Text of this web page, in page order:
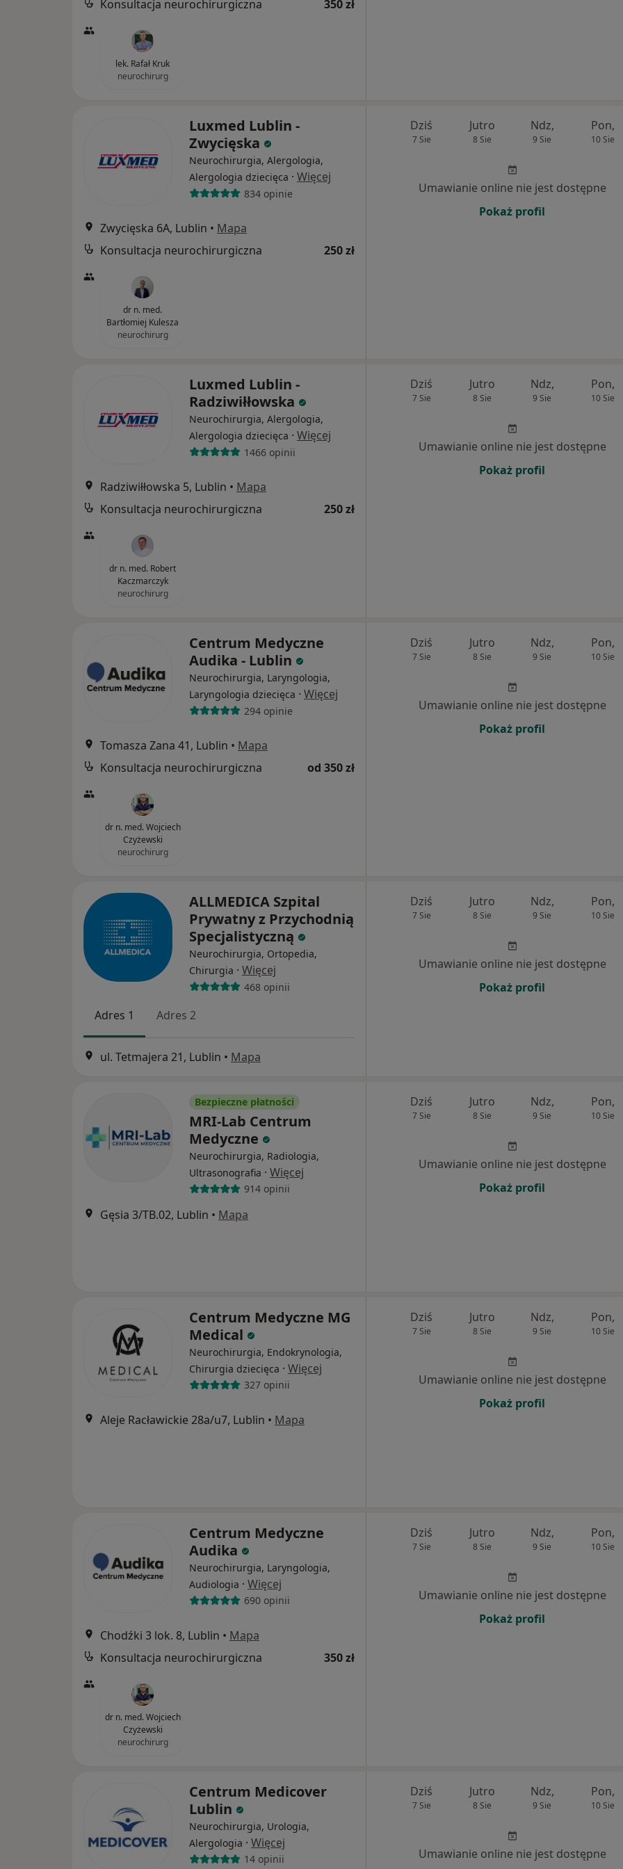
Konsultacja neurochirurgiczna
350 zł
lek. Rafał Kruk
neurochirurg
Luxmed Lublin -
Zwycięska
Neurochirurgia, Alergologia,
Alergologia dziecięca · Więcej
834 opinie
Zwycięska 6A, Lublin • Mapa
Konsultacja neurochirurgiczna
250 zł
dr n. med.
Bartłomiej Kulesza
neurochirurg
Dziś
7 Sie
Jutro
8 Sie
Ndz,
9 Sie
Pon,
10 Sie
Umawianie online nie jest dostępne
Pokaż profil
Luxmed Lublin -
Radziwiłłowska
Neurochirurgia, Alergologia,
Alergologia dziecięca · Więcej
1466 opinii
Radziwiłłowska 5, Lublin • Mapa
Konsultacja neurochirurgiczna
250 zł
dr n. med. Robert
Kaczmarczyk
neurochirurg
Dziś
7 Sie
Jutro
8 Sie
Ndz,
9 Sie
Pon,
10 Sie
Umawianie online nie jest dostępne
Pokaż profil
Centrum Medyczne
Audika - Lublin
Neurochirurgia, Laryngologia,
Laryngologia dziecięca · Więcej
294 opinie
Tomasza Zana 41, Lublin • Mapa
Konsultacja neurochirurgiczna
od 350 zł
dr n. med. Wojciech
Czyżewski
neurochirurg
Dziś
7 Sie
Jutro
8 Sie
Ndz,
9 Sie
Pon,
10 Sie
Umawianie online nie jest dostępne
Pokaż profil
ALLMEDICA Szpital
Prywatny z Przychodnią
Specjalistyczną
Neurochirurgia, Ortopedia,
Chirurgia · Więcej
468 opinii
Adres 1 Adres 2
ul. Tetmajera 21, Lublin • Mapa
Dziś
7 Sie
Jutro
8 Sie
Ndz,
9 Sie
Pon,
10 Sie
Umawianie online nie jest dostępne
Pokaż profil
Bezpieczne płatności
MRI-Lab Centrum
Medyczne
Neurochirurgia, Radiologia,
Ultrasonografia · Więcej
914 opinii
Gęsia 3/TB.02, Lublin • Mapa
Dziś
7 Sie
Jutro
8 Sie
Ndz,
9 Sie
Pon,
10 Sie
Umawianie online nie jest dostępne
Pokaż profil
Centrum Medyczne MG
Medical
Neurochirurgia, Endokrynologia,
Chirurgia dziecięca · Więcej
327 opinii
Aleje Racławickie 28a/u7, Lublin • Mapa
Dziś
7 Sie
Jutro
8 Sie
Ndz,
9 Sie
Pon,
10 Sie
Umawianie online nie jest dostępne
Pokaż profil
Centrum Medyczne
Audika
Neurochirurgia, Laryngologia,
Audiologia · Więcej
690 opinii
Chodźki 3 lok. 8, Lublin • Mapa
Konsultacja neurochirurgiczna
350 zł
dr n. med. Wojciech
Czyżewski
neurochirurg
Dziś
7 Sie
Jutro
8 Sie
Ndz,
9 Sie
Pon,
10 Sie
Umawianie online nie jest dostępne
Pokaż profil
Centrum Medicover
Lublin
Neurochirurgia, Urologia,
Alergologia · Więcej
14 opinii
Dziś
7 Sie
Jutro
8 Sie
Ndz,
9 Sie
Pon,
10 Sie
Umawianie online nie jest dostępne